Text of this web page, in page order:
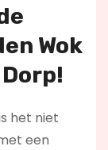
Wok
het niet
een